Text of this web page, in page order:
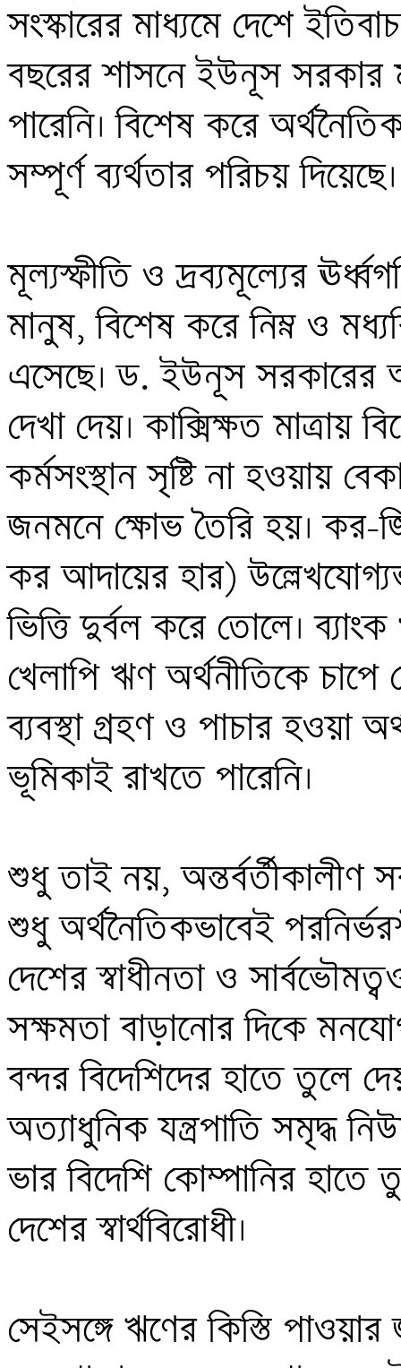
সংস্কারের মাধ্যমে দেশে
বছরের শাসনে ইউনূস
পারেনি। বিশেষ করে
সম্পূর্ণ ব্যর্থতার পরিচয়
মূল্যস্ফীতি ও দ্রব্যমূল্যের
মানুষ, বিশেষ করে নিম্ন ও
এসেছে। ড. ইউনূস সরকারের
দেখা দেয়। কাক্সিক্ষত মাত্রায়
কর্মসংস্থান সৃষ্টি না হওয়ায়
জনমনে ক্ষোভ তৈরি হয়। কর-
কর আদায়ের হার)
ভিত্তি দুর্বল করে তোলে।
খেলাপি ঋণ অর্থনীতিকে চাপে
ব্যবস্থা গ্রহণ ও পাচার হওয়া
ভূমিকাই রাখতে পারেনি।
শুধু তাই নয়, অন্তর্বর্তীকালীণ
শুধু অর্থনৈতিকভাবেই
দেশের স্বাধীনতা ও
সক্ষমতা বাড়ানোর দিকে
বন্দর বিদেশিদের হাতে তুলে
অত্যাধুনিক যন্ত্রপাতি সমৃদ্ধ
ভার বিদেশি কোম্পানির হাতে
দেশের স্বার্থবিরোধী।
সেইসঙ্গে ঋণের কিস্তি